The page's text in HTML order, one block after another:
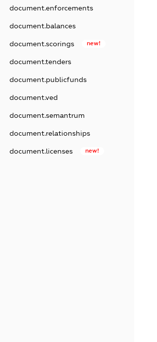
document.enforcements
document.balances
document.scorings new!
document.tenders
document.publicfunds
document.ved
document.semantrum
document.relationships
document.licenses new!